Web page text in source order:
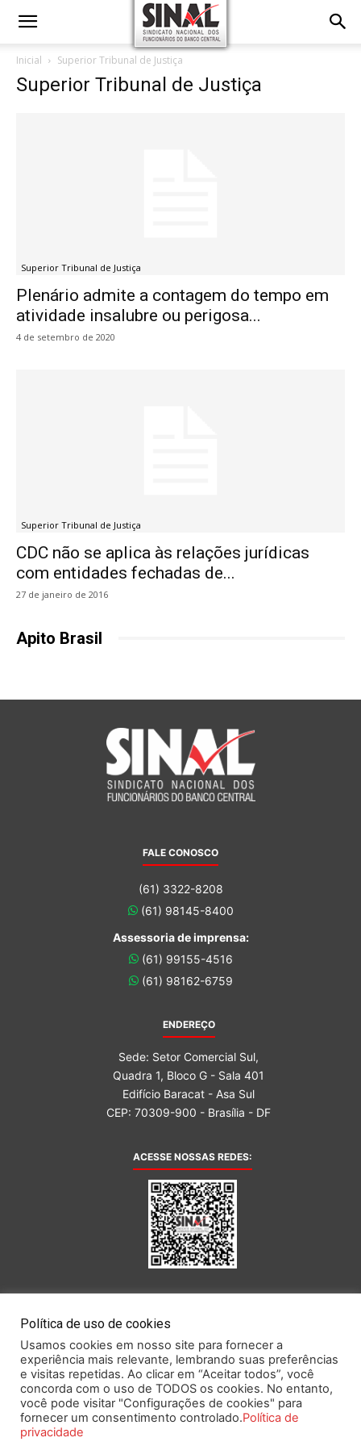
Inicial Superior Tribunal de Justiça
Superior Tribunal de Justiça
Superior Tribunal de Justiça
Plenário admite a contagem do tempo em
atividade insalubre ou perigosa...
4 de setembro de 2020
Superior Tribunal de Justiça
CDC não se aplica às relações jurídicas
com entidades fechadas de...
27 de janeiro de 2016
Apito Brasil
FALE CONOSCO
(61) 3322-8208
(61) 98145-8400
Assessoria de imprensa:
(61) 99155-4516
(61) 98162-6759
ENDEREÇO
Sede: Setor Comercial Sul,
Quadra 1, Bloco G - Sala 401
Edifício Baracat - Asa Sul
CEP: 70309-900 - Brasília - DF
ACESSE NOSSAS REDES:
Este portal obedece às prescrições da Lei Geral de Proteção de Dados.
Política de uso de cookies
Usamos cookies em nosso site para fornecer a
experiência mais relevante, lembrando suas preferências
e visitas repetidas. Ao clicar em “Aceitar todos”, você
concorda com o uso de TODOS os cookies. No entanto,
você pode visitar "Configurações de cookies" para
fornecer um consentimento controlado.Política de
privacidade